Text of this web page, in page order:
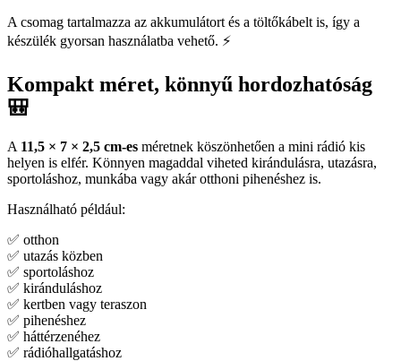
A csomag tartalmazza az akkumulátort és a töltőkábelt is, így a
készülék gyorsan használatba vehető. ⚡
Kompakt méret, könnyű hordozhatóság
🎒
A 11,5 × 7 × 2,5 cm-es méretnek köszönhetően a mini rádió kis
helyen is elfér. Könnyen magaddal viheted kirándulásra, utazásra,
sportoláshoz, munkába vagy akár otthoni pihenéshez is.
Használható például:
✅ otthon
✅ utazás közben
✅ sportoláshoz
✅ kiránduláshoz
✅ kertben vagy teraszon
✅ pihenéshez
✅ háttérzenéhez
✅ rádióhallgatáshoz